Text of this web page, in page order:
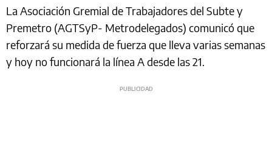
La Asociación Gremial de Trabajadores del Subte y
Premetro (AGTSyP- Metrodelegados) comunicó que
reforzará su medida de fuerza que lleva varias semanas
y hoy no funcionará la línea A desde las 21.